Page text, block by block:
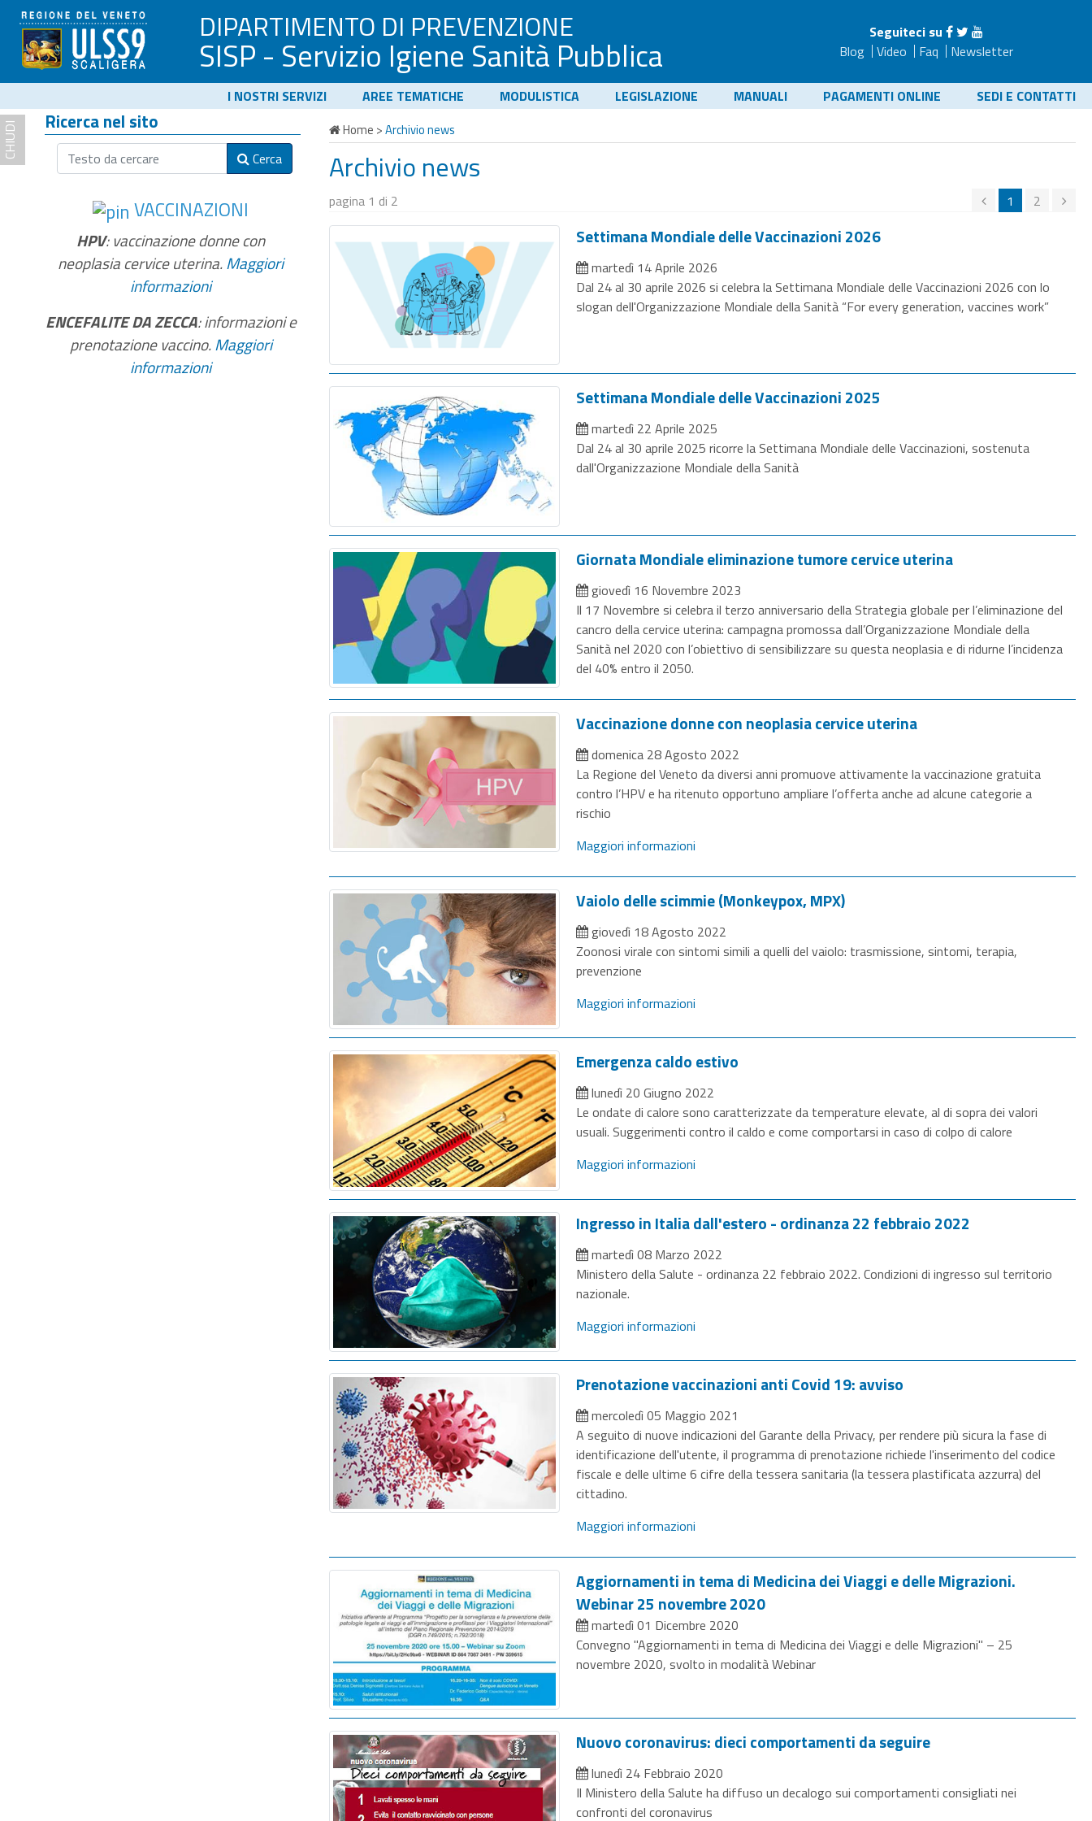
DIPARTIMENTO DI PREVENZIONE
SISP - Servizio Igiene Sanità Pubblica
Seguiteci su
Blog
Video Faq Newsletter
I NOSTRI SERVIZI AREE TEMATICHE MODULISTICA LEGISLAZIONE MANUALI PAGAMENTI ONLINE SEDI E CONTATTI
Home >Archivio news
Archivio news
pagina 1 di 2 1 2
Settimana Mondiale delle Vaccinazioni 2026
martedì 14 Aprile 2026
Dal 24 al 30 aprile 2026 si celebra la Settimana Mondiale delle Vaccinazioni 2026 con lo
slogan dell'Organizzazione Mondiale della Sanità “For every generation, vaccines work”
Settimana Mondiale delle Vaccinazioni 2025
martedì 22 Aprile 2025
Dal 24 al 30 aprile 2025 ricorre la Settimana Mondiale delle Vaccinazioni, sostenuta
dall'Organizzazione Mondiale della Sanità
Giornata Mondiale eliminazione tumore cervice uterina
giovedì 16 Novembre 2023
Il 17 Novembre si celebra il terzo anniversario della Strategia globale per l’eliminazione del
cancro della cervice uterina: campagna promossa dall’Organizzazione Mondiale della
Sanità nel 2020 con l’obiettivo di sensibilizzare su questa neoplasia e di ridurne l’incidenza
del 40% entro il 2050.
Vaccinazione donne con neoplasia cervice uterina
domenica 28 Agosto 2022
La Regione del Veneto da diversi anni promuove attivamente la vaccinazione gratuita
contro l’HPV e ha ritenuto opportuno ampliare l’offerta anche ad alcune categorie a
rischio
Maggiori informazioni
Vaiolo delle scimmie (Monkeypox, MPX)
giovedì 18 Agosto 2022
Zoonosi virale con sintomi simili a quelli del vaiolo: trasmissione, sintomi, terapia,
prevenzione
Maggiori informazioni
Emergenza caldo estivo
lunedì 20 Giugno 2022
Le ondate di calore sono caratterizzate da temperature elevate, al di sopra dei valori
usuali. Suggerimenti contro il caldo e come comportarsi in caso di colpo di calore
Maggiori informazioni
Ingresso in Italia dall'estero - ordinanza 22 febbraio 2022
martedì 08 Marzo 2022
Ministero della Salute - ordinanza 22 febbraio 2022. Condizioni di ingresso sul territorio
nazionale.
Maggiori informazioni
Prenotazione vaccinazioni anti Covid 19: avviso
mercoledì 05 Maggio 2021
A seguito di nuove indicazioni del Garante della Privacy, per rendere più sicura la fase di
identificazione dell'utente, il programma di prenotazione richiede l'inserimento del codice
fiscale e delle ultime 6 cifre della tessera sanitaria (la tessera plastificata azzurra) del
cittadino.
Maggiori informazioni
Aggiornamenti in tema di Medicina dei Viaggi e delle Migrazioni.
Webinar 25 novembre 2020
martedì 01 Dicembre 2020
Convegno "Aggiornamenti in tema di Medicina dei Viaggi e delle Migrazioni" – 25
novembre 2020, svolto in modalità Webinar
Nuovo coronavirus: dieci comportamenti da seguire
lunedì 24 Febbraio 2020
Il Ministero della Salute ha diffuso un decalogo sui comportamenti consigliati nei
confronti del coronavirus
CHIUDI Ricerca nel sito
Cerca
VACCINAZIONI
HPV: vaccinazione donne con
neoplasia cervice uterina.Maggiori
informazioni
ENCEFALITE DA ZECCA: informazioni e
prenotazione vaccino.Maggiori
informazioni